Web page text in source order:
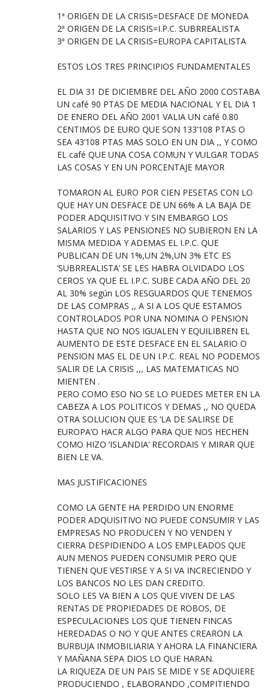
1ª ORIGEN DE LA CRISIS=DESFACE DE MONEDA
2ª ORIGEN DE LA CRISIS=I.P.C. SUBRREALISTA
3ª ORIGEN DE LA CRISIS=EUROPA CAPITALISTA
ESTOS LOS TRES PRINCIPIOS FUNDAMENTALES
EL DIA 31 DE DICIEMBRE DEL AÑO 2000 COSTABA
UN café 90 PTAS DE MEDIA NACIONAL Y EL DIA 1
DE ENERO DEL AÑO 2001 VALIA UN café 0.80
CENTIMOS DE EURO QUE SON 133’108 PTAS O
SEA 43’108 PTAS MAS SOLO EN UN DIA ,, Y COMO
EL café QUE UNA COSA COMUN Y VULGAR TODAS
LAS COSAS Y EN UN PORCENTAJE MAYOR
TOMARON AL EURO POR CIEN PESETAS CON LO
QUE HAY UN DESFACE DE UN 66% A LA BAJA DE
PODER ADQUISITIVO Y SIN EMBARGO LOS
SALARIOS Y LAS PENSIONES NO SUBIERON EN LA
MISMA MEDIDA Y ADEMAS EL I.P.C. QUE
PUBLICAN DE UN 1%,UN 2%,UN 3% ETC ES
‘SUBRREALISTA’ SE LES HABRA OLVIDADO LOS
CEROS YA QUE EL I.P.C. SUBE CADA AÑO DEL 20
AL 30% según LOS RESGUARDOS QUE TENEMOS
DE LAS COMPRAS ,, A SI A LOS QUE ESTAMOS
CONTROLADOS POR UNA NOMINA O PENSION
HASTA QUE NO NOS IGUALEN Y EQUILIBREN EL
AUMENTO DE ESTE DESFACE EN EL SALARIO O
PENSION MAS EL DE UN I.P.C. REAL NO PODEMOS
SALIR DE LA CRISIS ,,, LAS MATEMATICAS NO
MIENTEN .
PERO COMO ESO NO SE LO PUEDES METER EN LA
CABEZA A LOS POLITICOS Y DEMAS ,, NO QUEDA
OTRA SOLUCION QUE ES ‘LA DE SALIRSE DE
EUROPA’O HACR ALGO PARA QUE NOS HECHEN
COMO HIZO ‘ISLANDIA’ RECORDAIS Y MIRAR QUE
BIEN LE VA.
MAS JUSTIFICACIONES
COMO LA GENTE HA PERDIDO UN ENORME
PODER ADQUISITIVO NO PUEDE CONSUMIR Y LAS
EMPRESAS NO PRODUCEN Y NO VENDEN Y
CIERRA DESPIDIENDO A LOS EMPLEADOS QUE
AUN MENOS PUEDEN CONSUMIR PERO QUE
TIENEN QUE VESTIRSE Y A SI VA INCRECIENDO Y
LOS BANCOS NO LES DAN CREDITO.
SOLO LES VA BIEN A LOS QUE VIVEN DE LAS
RENTAS DE PROPIEDADES DE ROBOS, DE
ESPECULACIONES LOS QUE TIENEN FINCAS
HEREDADAS O NO Y QUE ANTES CREARON LA
BURBUJA INMOBILIARIA Y AHORA LA FINANCIERA
Y MAÑANA SEPA DIOS LO QUE HARAN.
LA RIQUEZA DE UN PAIS SE MIDE Y SE ADQUIERE
PRODUCIENDO , ELABORANDO ,COMPITIENDO